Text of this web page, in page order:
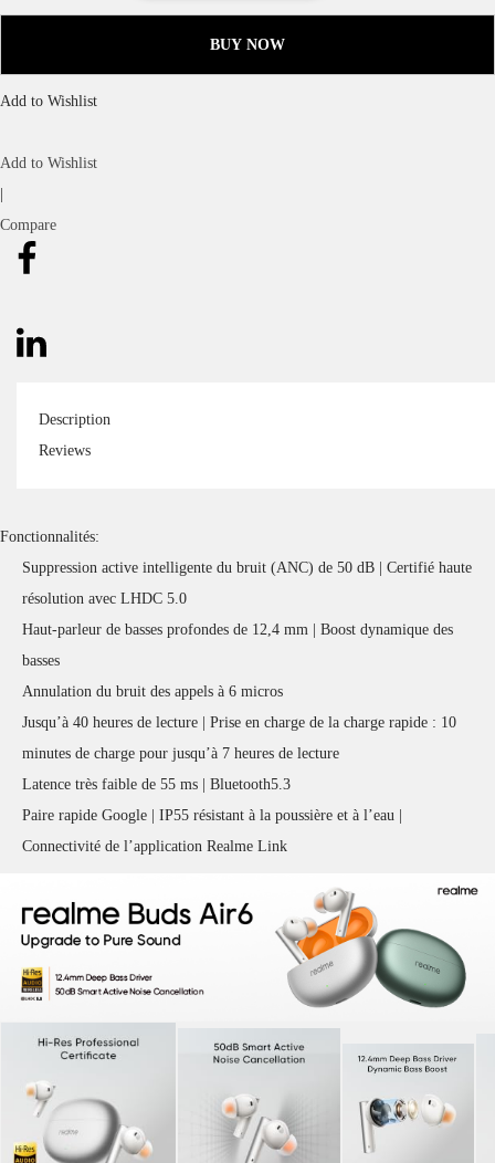
BUY NOW
Add to Wishlist
Add to Wishlist
Compare
Description
Reviews
Fonctionnalités:
Suppression active intelligente du bruit (ANC) de 50 dB | Certifié haute
résolution avec LHDC 5.0
Haut-parleur de basses profondes de 12,4 mm | Boost dynamique des
basses
Annulation du bruit des appels à 6 micros
Jusqu’à 40 heures de lecture | Prise en charge de la charge rapide : 10
minutes de charge pour jusqu’à 7 heures de lecture
Latence très faible de 55 ms | Bluetooth5.3
Paire rapide Google | IP55 résistant à la poussière et à l’eau |
Connectivité de l’application Realme Link